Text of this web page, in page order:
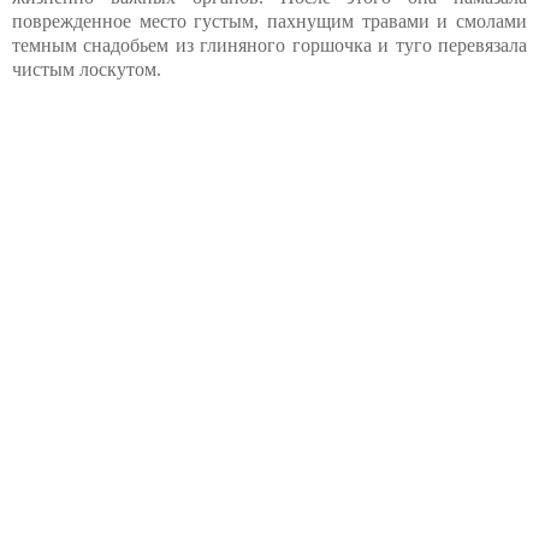
поврежденное место густым, пахнущим травами и смолами
темным снадобьем из глиняного горшочка и туго перевязала
чистым лоскутом.